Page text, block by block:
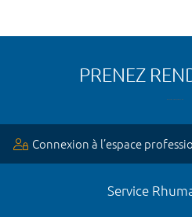
PRENEZ
Connexion à l’espace
Service